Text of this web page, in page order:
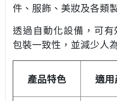
件、服飾、美妝及各類
透過自動化設備，可
包裝一致性，並減少人
產品特色 適用